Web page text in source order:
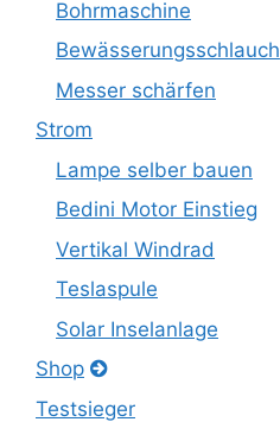
Bohrmaschine
Bewässerungsschlauch
Messer schärfen
Strom
Lampe selber bauen
Bedini Motor Einstieg
Vertikal Windrad
Teslaspule
Solar Inselanlage
Shop
Testsieger